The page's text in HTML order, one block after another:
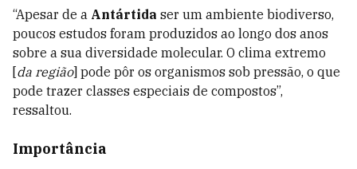
“Apesar de a Antártida ser um ambiente biodiverso,
poucos estudos foram produzidos ao longo dos anos
sobre a sua diversidade molecular. O clima extremo
[da região] pode pôr os organismos sob pressão, o que
pode trazer classes especiais de compostos”,
ressaltou.
Importância